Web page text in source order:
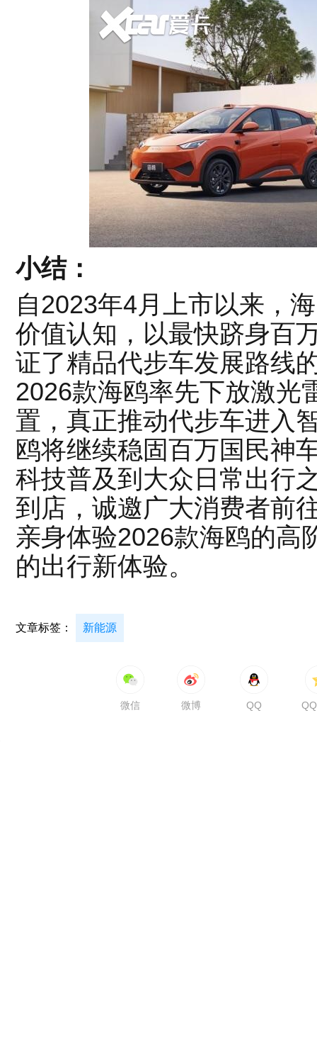
小结：
自2023年4月上市以来，
价值认知，以最快跻身百
证了精品代步车发展路线
2026款海鸥率先下放激光
置，真正推动代步车进入
鸥将继续稳固百万国民神
科技普及到大众日常出行
到店，诚邀广大消费者前
亲身体验2026款海鸥的高
的出行新体验。
文章标签： 新能源
微信 微博 QQ